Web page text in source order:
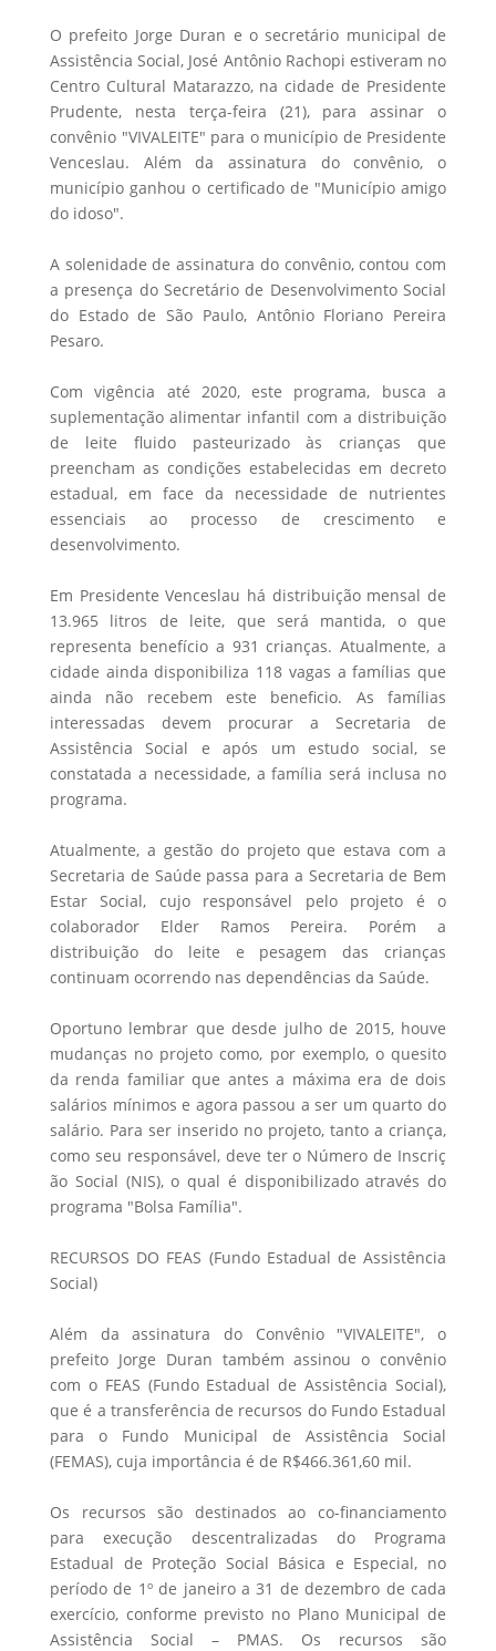
O prefeito Jorge Duran e o secretário municipal de
Assistência Social, José Antônio Rachopi estiveram no
Centro Cultural Matarazzo, na cidade de Presidente
Prudente, nesta terça-feira (21), para assinar o
convênio "VIVALEITE" para o município de Presidente
Venceslau. Além da assinatura do convênio, o
município ganhou o certificado de "Município amigo
do idoso".
A solenidade de assinatura do convênio, contou com
a presença do Secretário de Desenvolvimento Social
do Estado de São Paulo, Antônio Floriano Pereira
Pesaro.
Com vigência até 2020, este programa, busca a
suplementação alimentar infantil com a distribuição
de leite fluido pasteurizado às crianças que
preencham as condições estabelecidas em decreto
estadual, em face da necessidade de nutrientes
essenciais ao processo de crescimento e
desenvolvimento.
Em Presidente Venceslau há distribuição mensal de
13.965 litros de leite, que será mantida, o que
representa benefício a 931 crianças. Atualmente, a
cidade ainda disponibiliza 118 vagas a famílias que
ainda não recebem este beneficio. As famílias
interessadas devem procurar a Secretaria de
Assistência Social e após um estudo social, se
constatada a necessidade, a família será inclusa no
programa.
Atualmente, a gestão do projeto que estava com a
Secretaria de Saúde passa para a Secretaria de Bem
Estar Social, cujo responsável pelo projeto é o
colaborador Elder Ramos Pereira. Porém a
distribuição do leite e pesagem das crianças
continuam ocorrendo nas dependências da Saúde.
Oportuno lembrar que desde julho de 2015, houve
mudanças no projeto como, por exemplo, o quesito
da renda familiar que antes a máxima era de dois
salários mínimos e agora passou a ser um quarto do
salário. Para ser inserido no projeto, tanto a criança,
como seu responsável, deve ter o Número de Inscriç
ão Social (NIS), o qual é disponibilizado através do
programa "Bolsa Família".
RECURSOS DO FEAS (Fundo Estadual de Assistência
Social)
Além da assinatura do Convênio "VIVALEITE", o
prefeito Jorge Duran também assinou o convênio
com o FEAS (Fundo Estadual de Assistência Social),
que é a transferência de recursos do Fundo Estadual
para o Fundo Municipal de Assistência Social
(FEMAS), cuja importância é de R$466.361,60 mil.
Os recursos são destinados ao co-financiamento
para execução descentralizadas do Programa
Estadual de Proteção Social Básica e Especial, no
período de 1º de janeiro a 31 de dezembro de cada
exercício, conforme previsto no Plano Municipal de
Assistência Social – PMAS. Os recursos são